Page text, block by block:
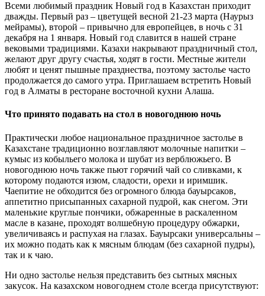
Всеми любимый праздник Новый год в Казахстан приходит
дважды. Первый раз – цветущей весной 21-23 марта (Наурыз
мейрамы), второй – привычно для европейцев, в ночь с 31
декабря на 1 января. Новый год славится в нашей стране
вековыми традициями. Казахи накрывают праздничный стол,
желают друг другу счастья, ходят в гости. Местные жители
любят и ценят пышные празднества, поэтому застолье часто
продолжается до самого утра. Приглашаем встретить Новый
год в Алматы в ресторане восточной кухни Алаша.
Что принято подавать на стол в новогоднюю ночь
Практически любое национальное праздничное застолье в
Казахстане традиционно возглавляют молочные напитки –
кумыс из кобыльего молока и шубат из верблюжьего. В
новогоднюю ночь также пьют горячий чай со сливками, к
которому подаются изюм, сладости, орехи и иримшик.
Чаепитие не обходится без огромного блюда бауырсаков,
аппетитно присыпанных сахарной пудрой, как снегом. Эти
маленькие круглые пончики, обжаренные в раскаленном
масле в казане, проходят волшебную процедуру обжарки,
увеличиваясь и распухая на глазах. Бауырсаки универсальны –
их можно подать как к мясным блюдам (без сахарной пудры),
так и к чаю.
Ни одно застолье нельзя представить без сытных мясных
закусок. На казахском новогоднем столе всегда присутствуют: